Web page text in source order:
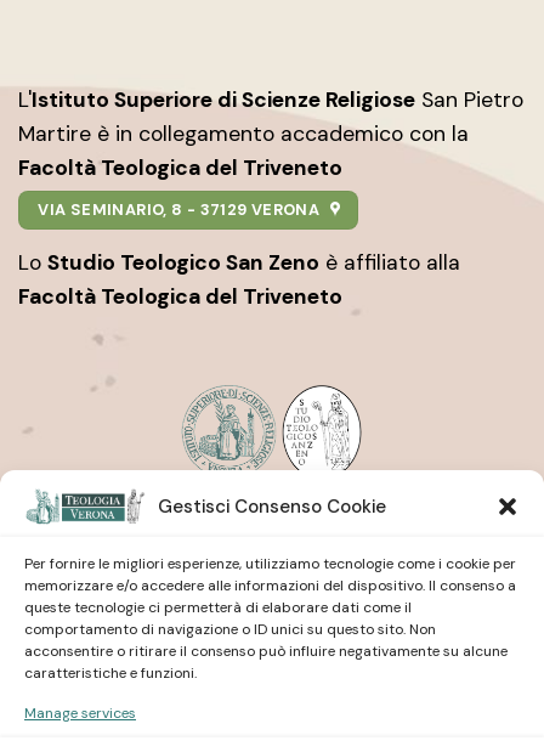
Gestisci Consenso Cookie
Per fornire le migliori esperienze, utilizziamo tecnologie come i cookie per
memorizzare e/o accedere alle informazioni del dispositivo. Il consenso a
queste tecnologie ci permetterà di elaborare dati come il
comportamento di navigazione o ID unici su questo sito. Non
acconsentire o ritirare il consenso può influire negativamente su alcune
caratteristiche e funzioni.
Manage services
L'Istituto Superiore di Scienze Religiose San Pietro
Martire è in collegamento accademico con la
Facoltà Teologica del Triveneto
VIA SEMINARIO, 8 - 37129 VERONA
Lo Studio Teologico San Zeno è affiliato alla
Facoltà Teologica del Triveneto
Istituto Superiore di Scienze Religiose
| San Pietro
Istituto Superiore di Scienze Religiose